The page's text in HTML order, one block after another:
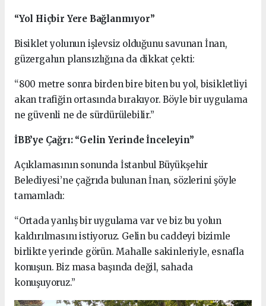
“Yol Hiçbir Yere Bağlanmıyor”
Bisiklet yolunun işlevsiz olduğunu savunan İnan,
güzergahın plansızlığına da dikkat çekti:
“800 metre sonra birden bire biten bu yol, bisikletliyi
akan trafiğin ortasında bırakıyor. Böyle bir uygulama
ne güvenli ne de sürdürülebilir.”
İBB’ye Çağrı: “Gelin Yerinde İnceleyin”
Açıklamasının sonunda İstanbul Büyükşehir
Belediyesi’ne çağrıda bulunan İnan, sözlerini şöyle
tamamladı:
“Ortada yanlış bir uygulama var ve biz bu yolun
kaldırılmasını istiyoruz. Gelin bu caddeyi bizimle
birlikte yerinde görün. Mahalle sakinleriyle, esnafla
konuşun. Biz masa başında değil, sahada
konuşuyoruz.”